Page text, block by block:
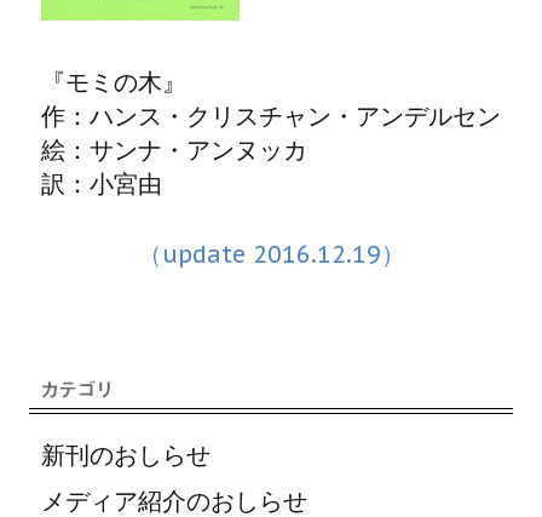
『モミの木』
作：ハンス・クリスチャン・アンデルセン
絵：サンナ・アンヌッカ
訳：小宮由
（update 2016.12.19）
新刊のおしらせ
メディア紹介のおしらせ